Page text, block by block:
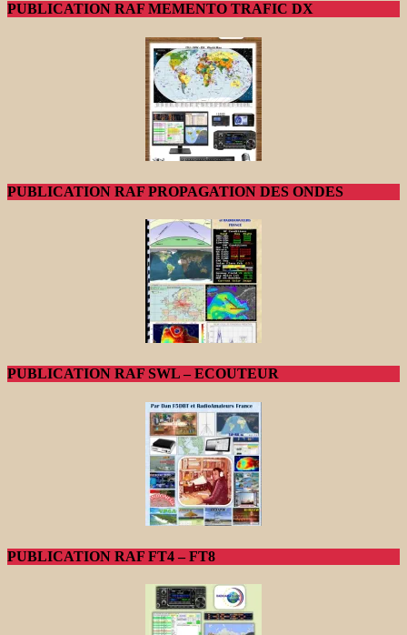
PUBLICATION RAF MEMENTO TRAFIC DX
PUBLICATION RAF PROPAGATION DES ONDES
PUBLICATION RAF SWL – ECOUTEUR
PUBLICATION RAF FT4 – FT8